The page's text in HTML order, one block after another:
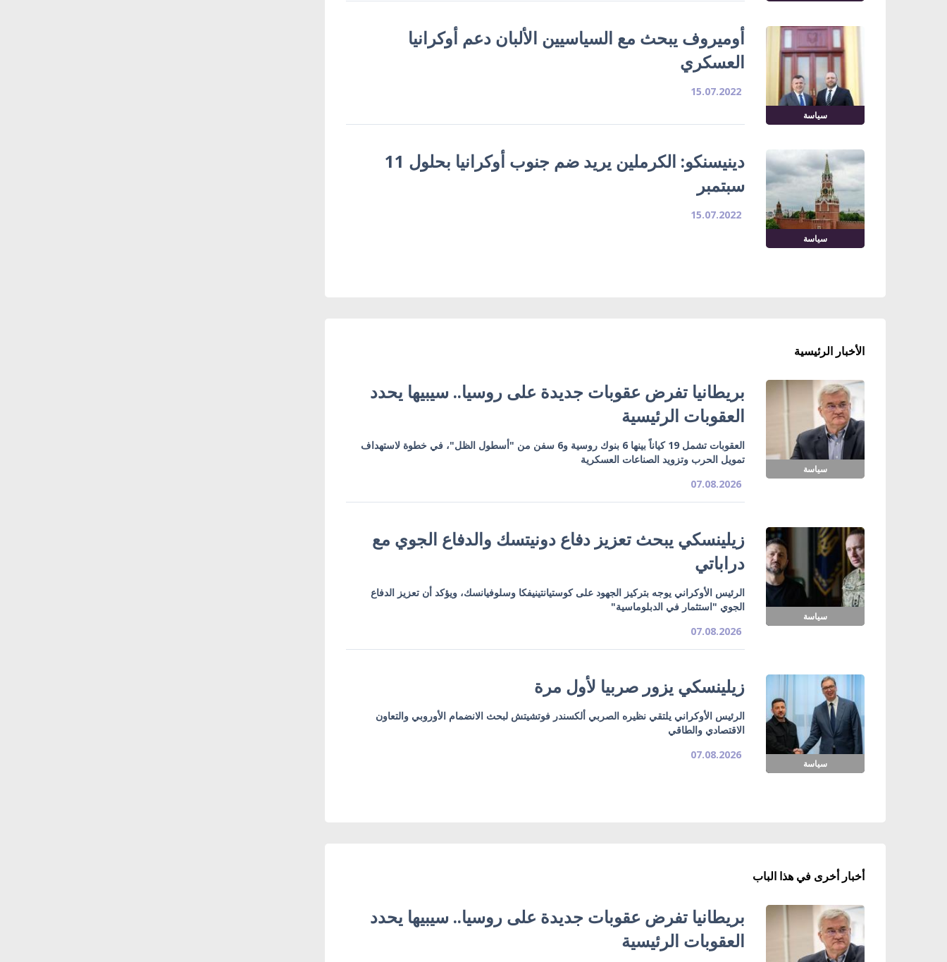
سياسة
أوميروف يبحث مع السياسيين الألبان دعم أوكرانيا
العسكري
15.07.2022
سياسة
دينيسنكو: الكرملين يريد ضم جنوب أوكرانيا بحلول 11
سبتمبر
15.07.2022
الأخبار الرئيسية
سياسة
بريطانيا تفرض عقوبات جديدة على روسيا.. سيبيها يحدد
العقوبات الرئيسية
العقوبات تشمل 19 كياناً بينها 6 بنوك روسية و6 سفن من "أسطول الظل"، في خطوة لاستهداف
تمويل الحرب وتزويد الصناعات العسكرية
07.08.2026
سياسة
زيلينسكي يبحث تعزيز دفاع دونيتسك والدفاع الجوي مع
دراباتي
الرئيس الأوكراني يوجه بتركيز الجهود على كوستيانتينيفكا وسلوفيانسك، ويؤكد أن تعزيز الدفاع
الجوي "استثمار في الدبلوماسية"
07.08.2026
سياسة
زيلينسكي يزور صربيا لأول مرة
الرئيس الأوكراني يلتقي نظيره الصربي ألكسندر فوتشيتش لبحث الانضمام الأوروبي والتعاون
الاقتصادي والطاقي
07.08.2026
أخبار أخرى في هذا الباب
بريطانيا تفرض عقوبات جديدة على روسيا.. سيبيها يحدد
العقوبات الرئيسية